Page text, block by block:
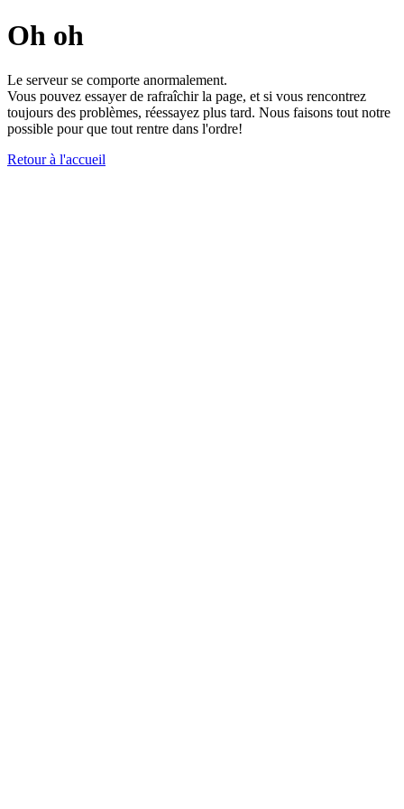
Oh oh
Le serveur se comporte anormalement.
Vous pouvez essayer de rafraîchir la page, et si vous rencontrez
toujours des problèmes, réessayez plus tard. Nous faisons tout notre
possible pour que tout rentre dans l'ordre!
Retour à l'accueil